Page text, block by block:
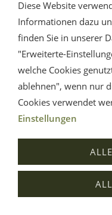
14 Flaschen 0,75 l
natürlich GRATIS-
Meine
LUGANA-
Diese Website
Informationen dazu
finden Sie in unserer
"Erweiterte-
welche Cookies
ablehnen", wenn nur
Cookies verwendet
Einstellungen